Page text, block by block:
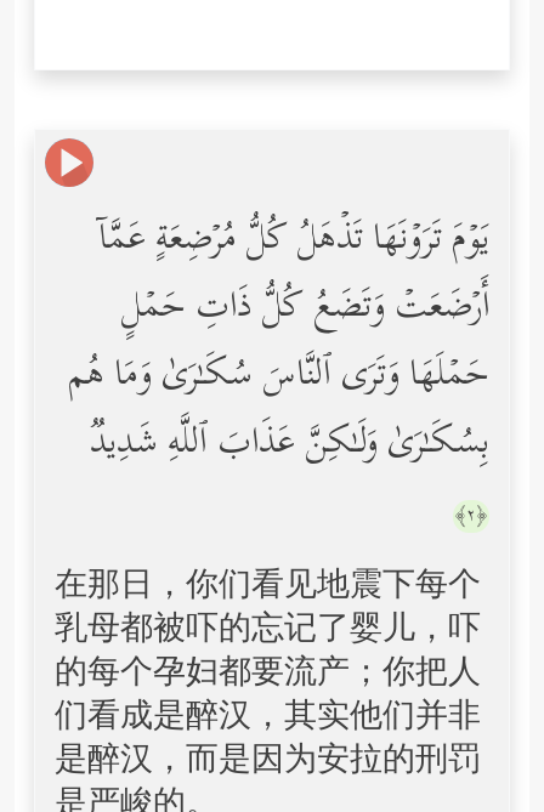
یَوۡمَ تَرَوۡنَهَا تَذۡهَلُ كُلُّ مُرۡضِعَةٍ عَمَّاۤ
أَرۡضَعَتۡ وَتَضَعُ كُلُّ ذَاتِ حَمۡلٍ
حَمۡلَهَا وَتَرَى ٱلنَّاسَ سُكَـٰرَىٰ وَمَا هُم
بِسُكَـٰرَىٰ وَلَـٰكِنَّ عَذَابَ ٱللَّهِ شَدِیدࣱ
﴿٢﴾
在那日，你们看见地震下每个
乳母都被吓的忘记了婴儿，吓
的每个孕妇都要流产；你把人
们看成是醉汉，其实他们并非
是醉汉，而是因为安拉的刑罚